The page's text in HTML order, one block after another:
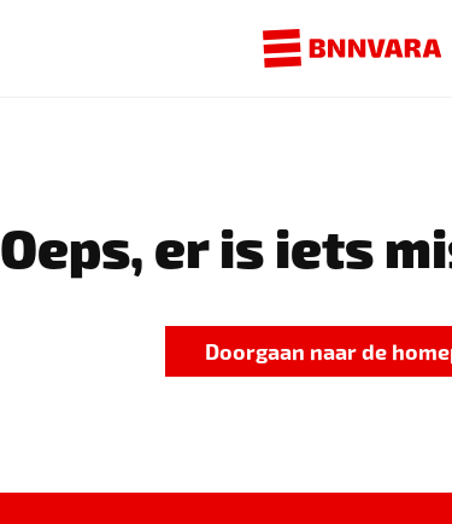
Oeps, er is iets
Doorgaan naar de